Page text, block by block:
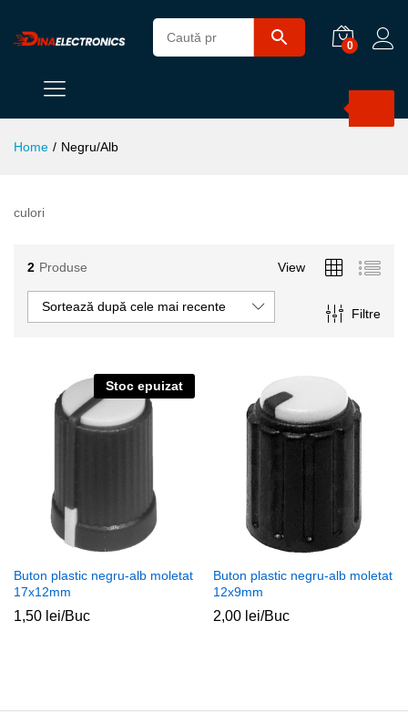
0
Home / Negru/Alb
culori
2 Produse View
Filtre
Sortează după cele mai recente
Stoc epuizat
Buton plastic negru-alb moletat
17x12mm
1,50 lei/Buc
Buton plastic negru-alb moletat
12x9mm
2,00 lei/Buc